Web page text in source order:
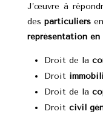
J’œuvre à
des particuliers
représentation
Droit de la
Droit
Droit de la
Droit civil